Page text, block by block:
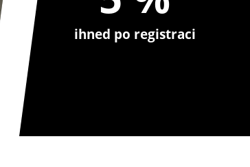
ihned po registraci